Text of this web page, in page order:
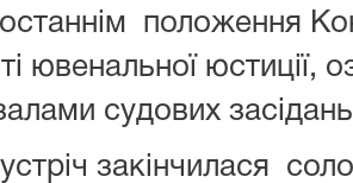
положення
ювенальної юстиції,
судових
закінчилася